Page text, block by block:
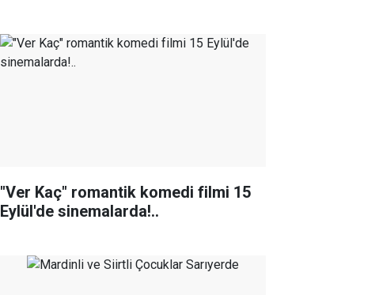
"Ver Kaç" romantik komedi filmi 15
Eylül'de sinemalarda!..